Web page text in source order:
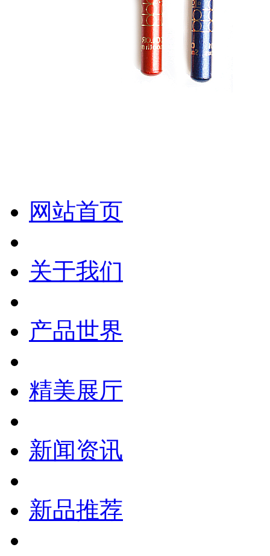
网站首页
关于我们
产品世界
精美展厅
新闻资讯
新品推荐